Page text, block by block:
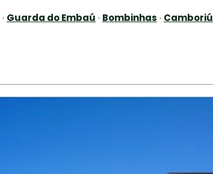
· Guarda do Embaú · Bombinhas · Camboriú